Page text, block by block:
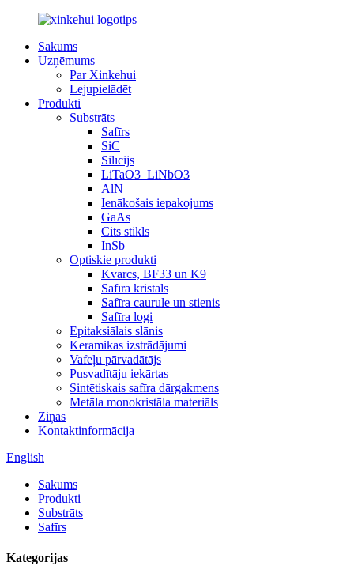
Sākums
Uzņēmums
Par Xinkehui
Lejupielādēt
Produkti
Substrāts
Safīrs
SiC
Silīcijs
LiTaO3_LiNbO3
AlN
Ienākošais iepakojums
GaAs
Cits stikls
InSb
Optiskie produkti
Kvarcs, BF33 un K9
Safīra kristāls
Safīra caurule un stienis
Safīra logi
Epitaksiālais slānis
Keramikas izstrādājumi
Vafeļu pārvadātājs
Pusvadītāju iekārtas
Sintētiskais safīra dārgakmens
Metāla monokristāla materiāls
Ziņas
Kontaktinformācija
English
Sākums
Produkti
Substrāts
Safīrs
Kategorijas